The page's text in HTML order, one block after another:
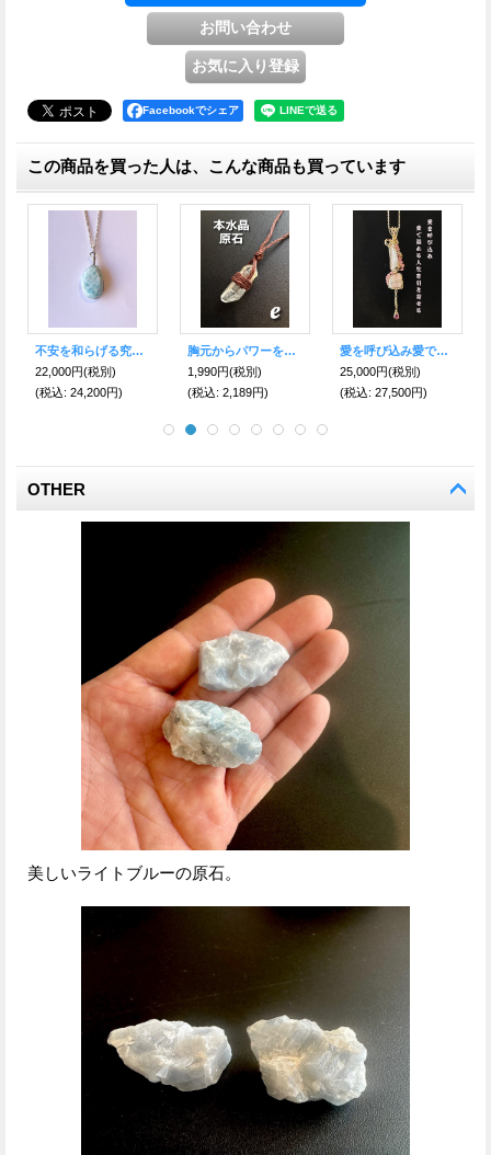
Facebookでシェア
この商品を買った人は、こんな商品も買っています
アナタの魅力を最大限に引き出す巨大原石！ ローズクォーツ
88,000円(税別)
(税込: 96,800円)
また恋をしたくなる…人を愛する気持ちを取り戻す クンツァイトネックレス
9,880円(税別)
(税込: 10,868円)
マネーボックス！財宝を集める！【龍穴】トレジャーメノウキーホルダー 原石タイプEE
3,990円(税別)
(税込: 4,389円)
OTHER
美しいライトブルーの原石。